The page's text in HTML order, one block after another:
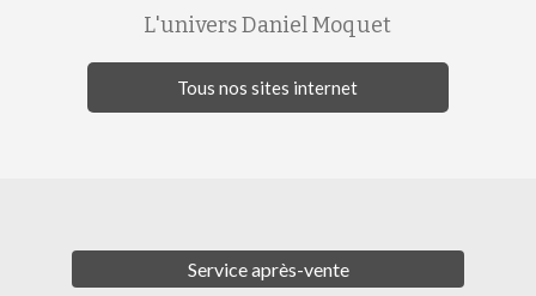
L'univers Daniel Moquet
Tous nos sites internet
Service après-vente